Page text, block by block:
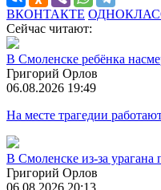
ВКОНТАКТЕ
Сейчас читают:
В Смоленске ребёнка
Григорий Орлов
06.08.2026 19:49
На месте трагедии
В Смоленске из-за
Григорий Орлов
06.08.2026 20:13